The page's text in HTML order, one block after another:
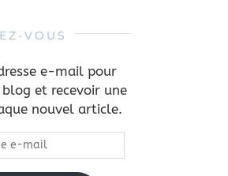
VOUS
e-mail pour
et recevoir une
nouvel article.